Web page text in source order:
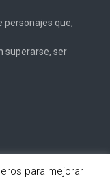
personajes que,
superarse, ser
para mejorar